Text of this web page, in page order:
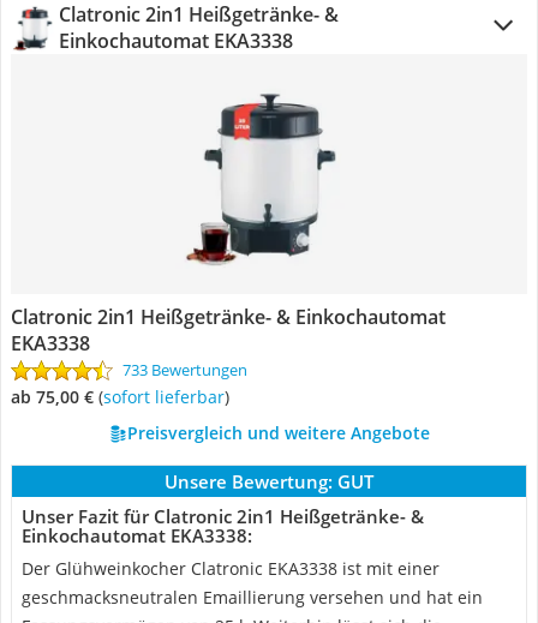
Clatronic 2in1 Heißgetränke- &
Einkochautomat EKA3338
Clatronic 2in1 Heißgetränke- & Einkochautomat
EKA3338
733 Bewertungen
ab 75,00 € ( Sofort lieferbar)
Preisvergleich und weitere Angebote
Unsere Bewertung: GUT
Unser Fazit für Clatronic 2in1 Heißgetränke- &
Einkochautomat EKA3338:
Der Glühweinkocher Clatronic ‎EKA3338 ist mit einer
geschmacksneutralen Emaillierung versehen und hat ein